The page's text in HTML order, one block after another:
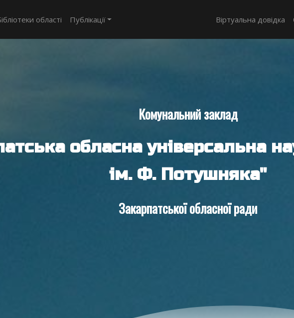
області Публікації Віртуальна довідка
Комунальний заклад
обласна універсальна
ім. Ф. Потушняка"
Закарпатської обласної ради